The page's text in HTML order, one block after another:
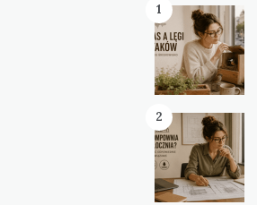
1
2